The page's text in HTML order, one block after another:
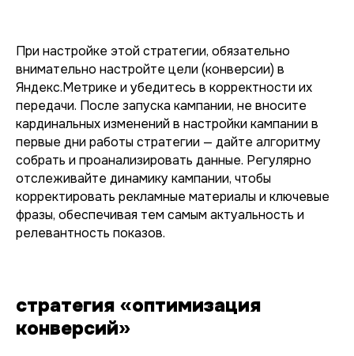
При настройке этой стратегии, обязательно
внимательно настройте цели (конверсии) в
Яндекс.Метрике и убедитесь в корректности их
передачи. После запуска кампании, не вносите
кардинальных изменений в настройки кампании в
первые дни работы стратегии — дайте алгоритму
собрать и проанализировать данные. Регулярно
отслеживайте динамику кампании, чтобы
корректировать рекламные материалы и ключевые
фразы, обеспечивая тем самым актуальность и
релевантность показов.
стратегия «оптимизация
конверсий»